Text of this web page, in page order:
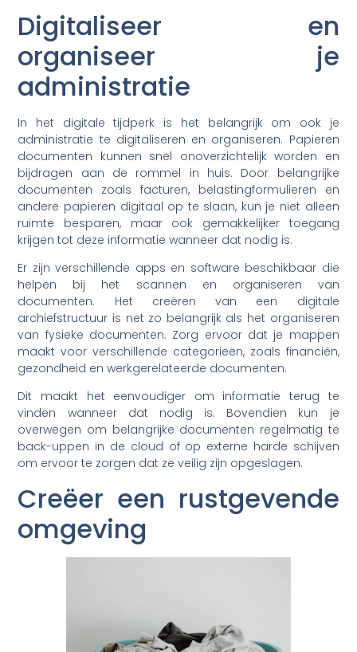
Digitaliseer en
organiseer je
administratie
In het digitale tijdperk is het belangrijk om ook je
administratie te digitaliseren en organiseren. Papieren
documenten kunnen snel onoverzichtelijk worden en
bijdragen aan de rommel in huis. Door belangrijke
documenten zoals facturen, belastingformulieren en
andere papieren digitaal op te slaan, kun je niet alleen
ruimte besparen, maar ook gemakkelijker toegang
krijgen tot deze informatie wanneer dat nodig is.
Er zijn verschillende apps en software beschikbaar die
helpen bij het scannen en organiseren van
documenten. Het creëren van een digitale
archiefstructuur is net zo belangrijk als het organiseren
van fysieke documenten. Zorg ervoor dat je mappen
maakt voor verschillende categorieën, zoals financiën,
gezondheid en werkgerelateerde documenten.
Dit maakt het eenvoudiger om informatie terug te
vinden wanneer dat nodig is. Bovendien kun je
overwegen om belangrijke documenten regelmatig te
back-uppen in de cloud of op externe harde schijven
om ervoor te zorgen dat ze veilig zijn opgeslagen.
Creëer een rustgevende
omgeving